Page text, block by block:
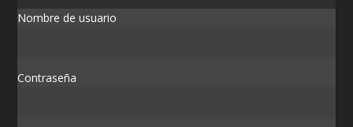
Nombre de usuario
Contraseña